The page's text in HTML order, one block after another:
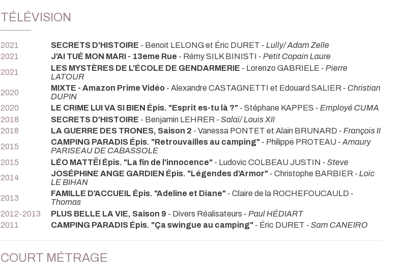
TÉLÉVISION
2021 SECRETS D'HISTOIRE - Benoit LELONG et Éric DURET - Lully/ Adam Zelle
2021
J'AI TUÉ MON MARI - 13eme Rue - Rémy SILK BINISTI - Petit Copain Laure
2021
LES MYSTÈRES DE L'ÉCOLE DE GENDARMERIE - Lorenzo GABRIELE - Pierre
LATOUR
2020
MIXTE - Amazon Prime Vidéo - Alexandre CASTAGNETTI et Edouard SALIER - Christian
DUPIN
2020
LE CRIME LUI VA SI BIEN Épis. "Esprit es-tu là ?" - Stéphane KAPPES - Employé CUMA
2018
SECRETS D'HISTOIRE - Benjamin LEHRER - Salaï/ Louis XII
2018
LA GUERRE DES TRONES, Saison 2 - Vanessa PONTET et Alain BRUNARD - François II
2015
CAMPING PARADIS Épis. "Retrouvailles au camping" - Philippe PROTEAU - Amaury
PARISEAU DE CABASSOLE
2015
LÉO MATTËI Épis. "La fin de l'innocence" - Ludovic COLBEAU JUSTIN - Steve
2014
JOSÉPHINE ANGE GARDIEN Épis. "Légendes d'Armor" - Christophe BARBIER - Loïc
LE BIHAN
2013
FAMILLE D'ACCUEIL Épis. "Adeline et Diane" - Claire de la ROCHEFOUCAULD -
Thomas
2012-2013
PLUS BELLE LA VIE, Saison 9 - Divers Réalisateurs - Paul HÉDIART
2011
CAMPING PARADIS Épis. "Ça swingue au camping" - Éric DURET - Sam CANEIRO
COURT MÉTRAGE